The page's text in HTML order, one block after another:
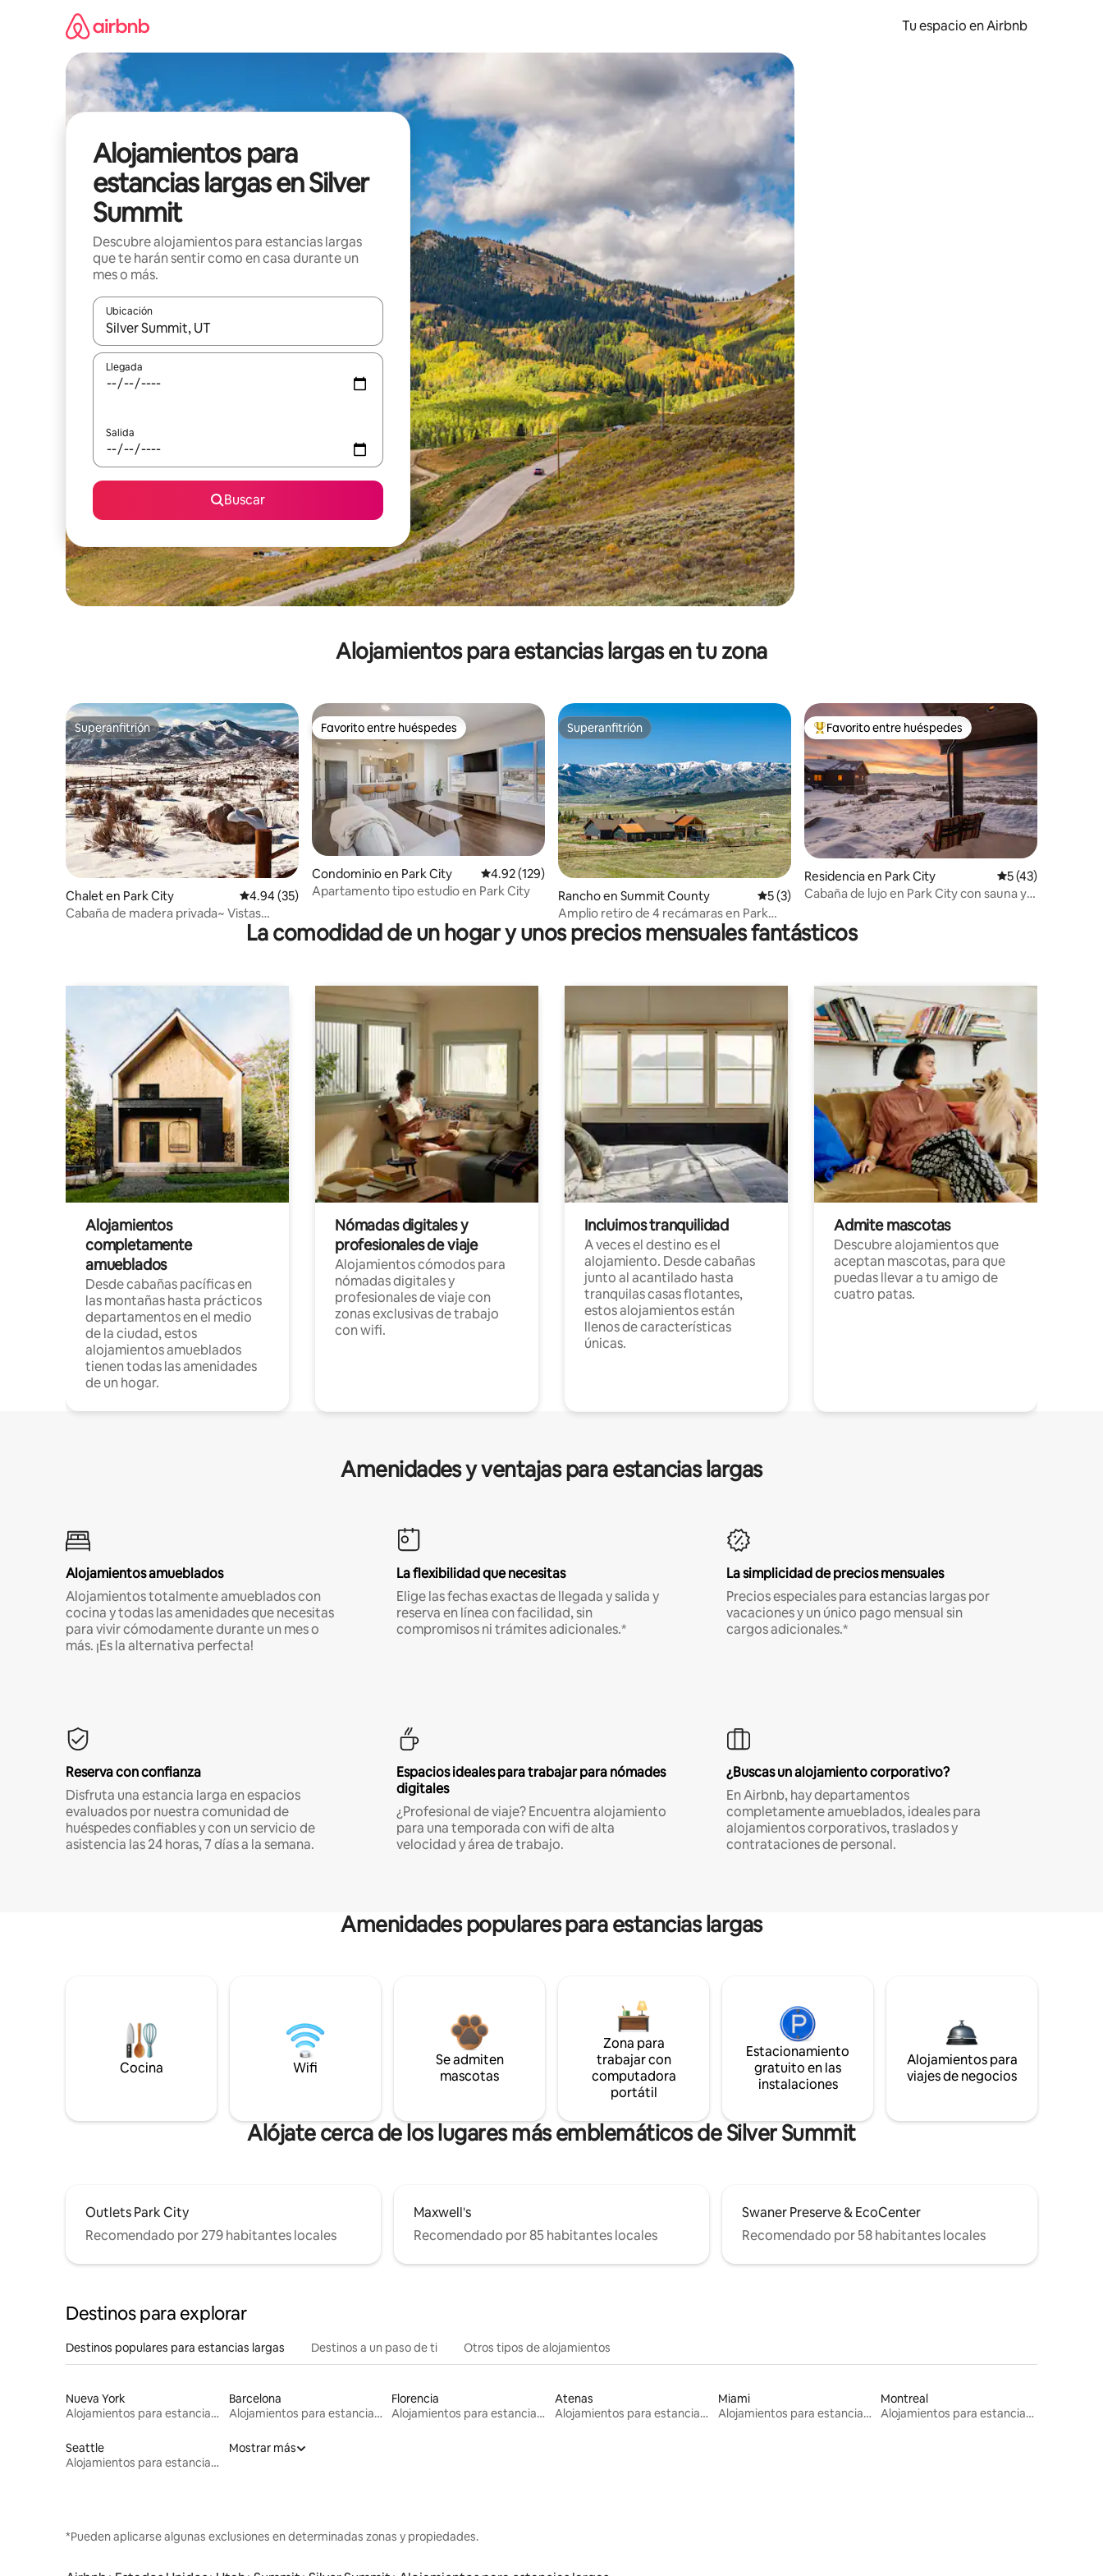
Tu espacio en Airbnb
Alojamientos para
estancias largas en Silver
Summit
Descubre alojamientos para estancias largas
que te harán sentir como en casa durante un
mes o más.
Ubicación
Cuando los resultados estén disponibles, podrás navegar usando las teclas de las flechas hacia arriba y hacia abajo, o bien tocando y deslizando la pantalla.
Llegada
Salida
Buscar
Alojamientos para estancias largas en tu zona
Superanfitrión
Superanfitrión
Chalet en Park City Calificación promedio: 4.94 de 5; 35 evaluaciones
4.94 (35)
Cabaña de madera privada~ Vistas
ÉPICAS~ 5 acres~Senderos~Esquí
Favorito entre huéspedes
Favorito entre huéspedes
Condominio en Park City Calificación promedio: 4.92 de 5; 129 evaluaciones
4.92 (129)
Apartamento tipo estudio en Park City
Superanfitrión
Superanfitrión
Rancho en Summit County Calificación promedio: 5 de 5; 3 evaluaciones
5 (3)
Amplio retiro de 4 recámaras en Park
City
De los mejores en Favorito entre huéspedes
Favorito entre huéspedes
Residencia en Park City Calificación
5 (43)
Cabaña de lujo en Park City con sauna y
La comodidad de un hogar y unos precios mensuales fantásticos
Alojamientos
completamente
amueblados
Desde cabañas pacíficas en
las montañas hasta prácticos
departamentos en el medio
de la ciudad, estos
alojamientos amueblados
tienen todas las amenidades
de un hogar.
Nómadas digitales y
profesionales de viaje
Alojamientos cómodos para
nómadas digitales y
profesionales de viaje con
zonas exclusivas de trabajo
con wifi.
Incluimos tranquilidad
A veces el destino es el
alojamiento. Desde cabañas
junto al acantilado hasta
tranquilas casas flotantes,
estos alojamientos están
llenos de características
únicas.
Admite mascotas
Descubre alojamientos que
aceptan mascotas, para que
puedas llevar a tu amigo de
cuatro patas.
Amenidades y ventajas para estancias largas
Alojamientos amueblados
Alojamientos totalmente amueblados con
cocina y todas las amenidades que necesitas
para vivir cómodamente durante un mes o
más. ¡Es la alternativa perfecta!
La flexibilidad que necesitas
Elige las fechas exactas de llegada y salida y
reserva en línea con facilidad, sin
compromisos ni trámites adicionales.*
La simplicidad de precios mensuales
Precios especiales para estancias largas por
vacaciones y un único pago mensual sin
cargos adicionales.*
Reserva con confianza
Disfruta una estancia larga en espacios
evaluados por nuestra comunidad de
huéspedes confiables y con un servicio de
asistencia las 24 horas, 7 días a la semana.
Espacios ideales para trabajar para nómades
digitales
¿Profesional de viaje? Encuentra alojamiento
para una temporada con wifi de alta
velocidad y área de trabajo.
¿Buscas un alojamiento corporativo?
En Airbnb, hay departamentos
completamente amueblados, ideales para
alojamientos corporativos, traslados y
contrataciones de personal.
Amenidades populares para estancias largas
Cocina Wifi
Se admiten
mascotas
Zona para
trabajar con
computadora
portátil
Estacionamiento
gratuito en las
instalaciones
Alojamientos para
viajes de negocios
Alójate cerca de los lugares más emblemáticos de Silver Summit
Outlets Park City
Recomendado por 279 habitantes locales
Maxwell's
Recomendado por 85 habitantes locales
Swaner Preserve & EcoCenter
Recomendado por 58 habitantes locales
Destinos para explorar
Destinos populares para estancias largas Destinos a un paso de ti Otros tipos de alojamientos
Nueva York
Alojamientos para estancias largas
Barcelona
Alojamientos para estancias largas
Florencia
Alojamientos para estancias largas
Atenas
Alojamientos para estancias largas
Miami
Alojamientos para estancias largas
Montreal
Alojamientos para estancias largas
Seattle
Alojamientos para estancias largas
Mostrar más
*Pueden aplicarse algunas exclusiones en determinadas zonas y propiedades.